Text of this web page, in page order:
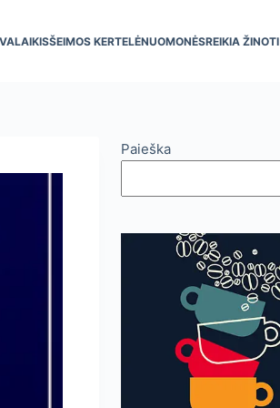
ŠEIMOS KERTELĖNUOMONĖSREIKIA ŽINOTI
Paieška